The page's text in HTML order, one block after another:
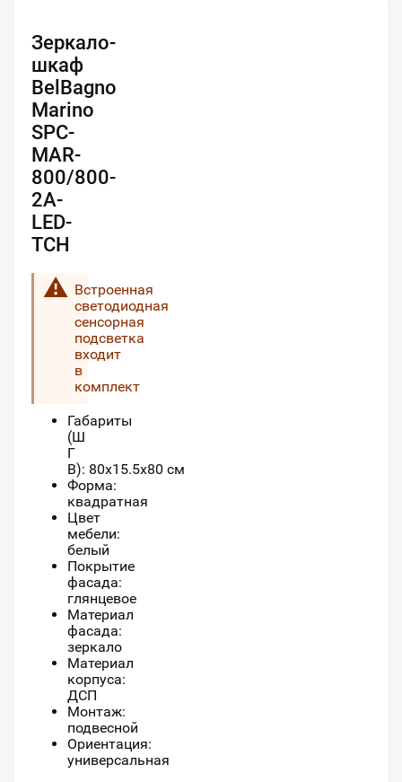
Зеркало-
шкаф
BelBagno
Marino
SPC-
MAR-
800/800-
2A-
LED-
TCH
Встроенная
светодиодная
сенсорная
подсветка
входит
в
комплект
Габариты
(Ш
Г
В): 80x15.5x80 см
Форма:
квадратная
Цвет
мебели:
белый
Покрытие
фасада:
глянцевое
Материал
фасада:
зеркало
Материал
корпуса:
ДСП
Монтаж:
подвесной
Ориентация:
универсальная